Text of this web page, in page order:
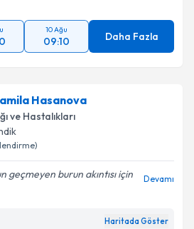
10 Ağu
09:10 Daha Fazla
Hasanova
ve Hastalıkları
geçmeyen burun akıntısı için
Devamı
Haritada Göster